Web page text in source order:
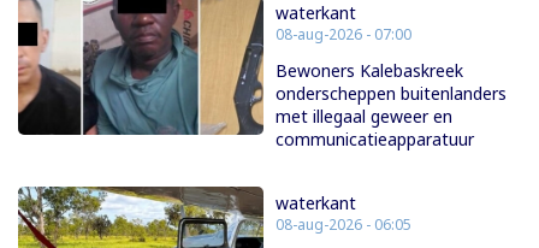
waterkant
08-aug-2026 - 07:00
Bewoners Kalebaskreek
onderscheppen buitenlanders
met illegaal geweer en
communicatieapparatuur
waterkant
08-aug-2026 - 06:05